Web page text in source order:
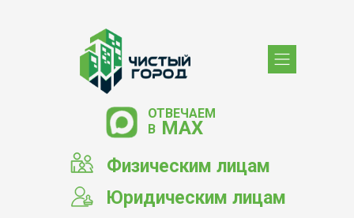
Физическим лицам
Юридическим лицам
ОТВЕЧАЕМ
В МАХ